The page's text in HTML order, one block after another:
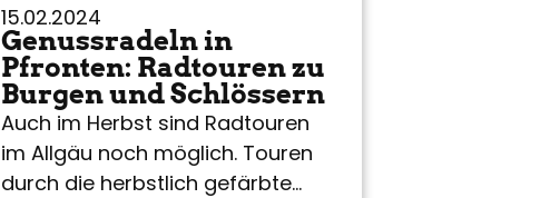
15.02.2024
Genussradeln in
Pfronten: Radtouren zu
Burgen und Schlössern
Auch im Herbst sind Radtouren
im Allgäu noch möglich. Touren
durch die herbstlich gefärbte